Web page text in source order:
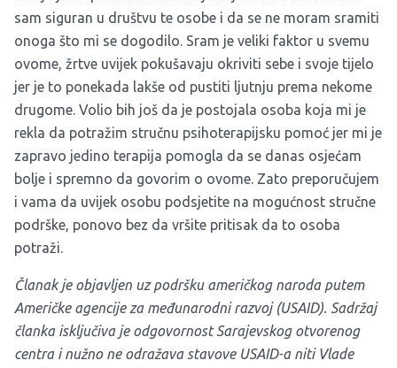
sam siguran u društvu te osobe i da se ne moram sramiti
onoga što mi se dogodilo. Sram je veliki faktor u svemu
ovome, žrtve uvijek pokušavaju okriviti sebe i svoje tijelo
jer je to ponekada lakše od pustiti ljutnju prema nekome
drugome. Volio bih još da je postojala osoba koja mi je
rekla da potražim stručnu psihoterapijsku pomoć jer mi je
zapravo jedino terapija pomogla da se danas osjećam
bolje i spremno da govorim o ovome. Zato preporučujem
i vama da uvijek osobu podsjetite na mogućnost stručne
podrške, ponovo bez da vršite pritisak da to osoba
potraži.
Članak je objavljen uz podršku američkog naroda putem
Američke agencije za međunarodni razvoj (USAID). Sadržaj
članka isključiva je odgovornost Sarajevskog otvorenog
centra i nužno ne odražava stavove USAID-a niti Vlade